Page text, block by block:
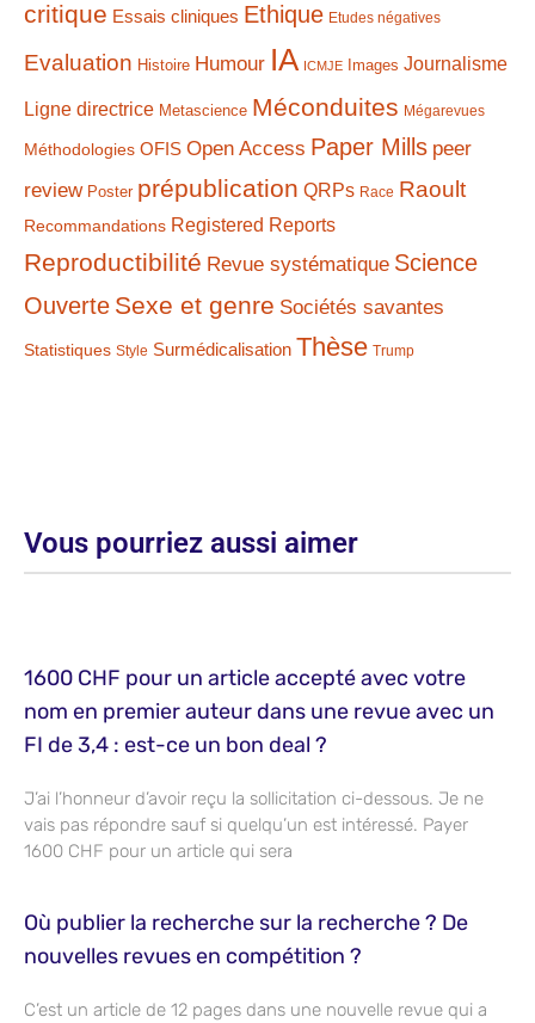
critique Essais cliniques Ethique Etudes négatives
Evaluation Histoire Humour IA ICMJE Images Journalisme
Ligne directrice Metascience Méconduites Mégarevues
Méthodologies OFIS Open Access Paper Mills peer
review Poster prépublication QRPs Race Raoult
Recommandations Registered Reports
Reproductibilité Revue systématique Science
Ouverte Sexe et genre Sociétés savantes
Statistiques Style Surmédicalisation Thèse Trump
Vous pourriez aussi aimer
1600 CHF pour un article accepté avec votre
nom en premier auteur dans une revue avec un
FI de 3,4 : est-ce un bon deal ?
J’ai l’honneur d’avoir reçu la sollicitation ci-dessous. Je ne
vais pas répondre sauf si quelqu’un est intéressé. Payer
1600 CHF pour un article qui sera
Où publier la recherche sur la recherche ? De
nouvelles revues en compétition ?
C’est un article de 12 pages dans une nouvelle revue qui a